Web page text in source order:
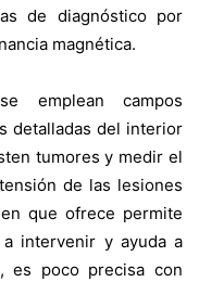
de diagnóstico por
magnética.
emplean campos
detalladas del interior
tumores y medir el
de las lesiones
que ofrece permite
intervenir y ayuda a
es poco precisa con